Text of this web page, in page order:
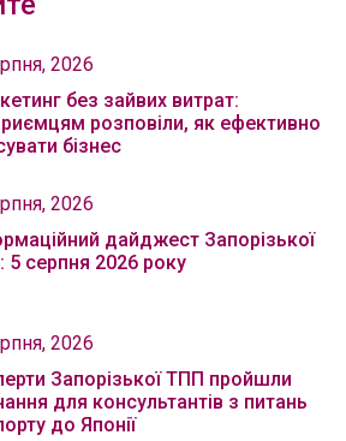
2026
без зайвих витрат:
розповіли, як ефективно
бізнес
2026
дайджест Запорізької
5 серпня 2026 року
2026
Запорізької ТПП пройшли
для консультантів з питань
до Японії